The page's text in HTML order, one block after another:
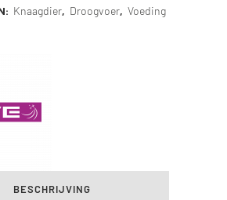
Knaagdier, Droogvoer, Voeding
BESCHRIJVING